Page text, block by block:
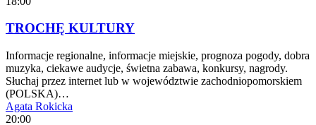
TROCHĘ KULTURY
Informacje regionalne, informacje miejskie, prognoza pogody, dobra
muzyka, ciekawe audycje, świetna zabawa, konkursy, nagrody.
Słuchaj przez internet lub w województwie zachodniopomorskiem
(POLSKA)…
Agata Rokicka
20:00